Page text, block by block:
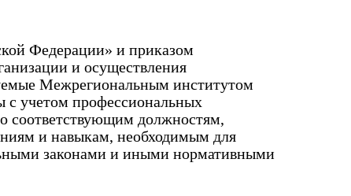
Федерации» и приказом
и осуществления
Межрегиональным институтом
с учетом профессиональных
соответствующим должностям,
и навыкам, необходимым для
законами и иными нормативными